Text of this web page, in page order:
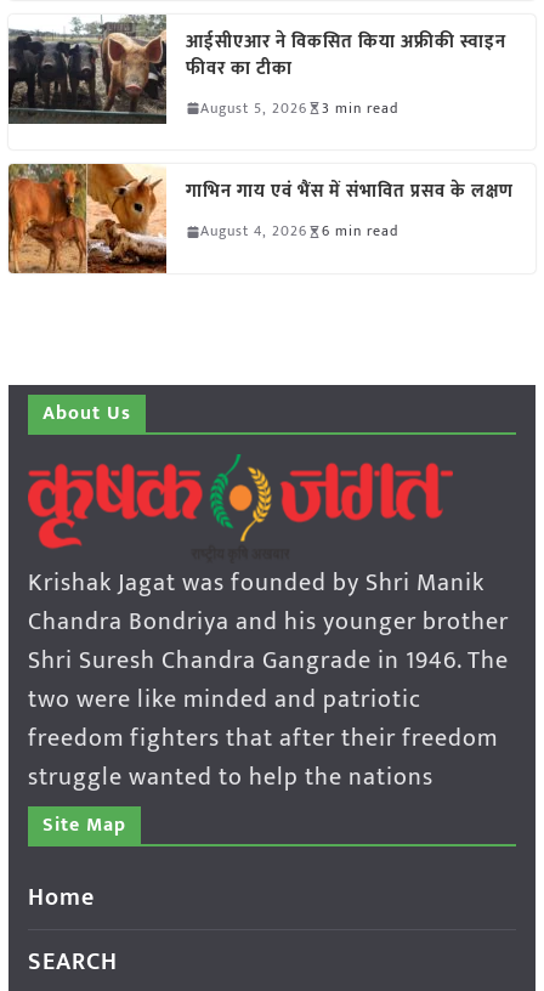
आईसीएआर ने विकसित किया अफ्रीकी स्वाइन
फीवर का टीका
August 5, 2026 3 min read
गाभिन गाय एवं भैंस में संभावित प्रसव के लक्षण
August 4, 2026 6 min read
About Us
Krishak Jagat was founded by Shri Manik
Chandra Bondriya and his younger brother
Shri Suresh Chandra Gangrade in 1946. The
two were like minded and patriotic
freedom fighters that after their freedom
struggle wanted to help the nations
Site Map
Home
SEARCH